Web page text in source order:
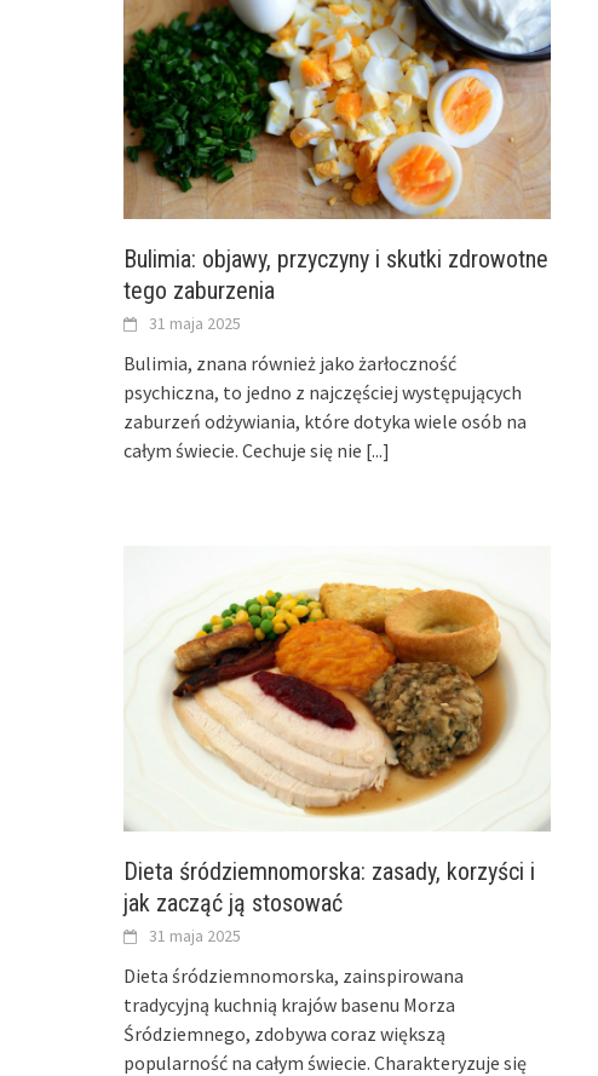
Bulimia: objawy, przyczyny i skutki zdrowotne
tego zaburzenia
31 maja 2025
Bulimia, znana również jako żarłoczność
psychiczna, to jedno z najczęściej występujących
zaburzeń odżywiania, które dotyka wiele osób na
całym świecie. Cechuje się nie [...]
Dieta śródziemnomorska: zasady, korzyści i
jak zacząć ją stosować
31 maja 2025
Dieta śródziemnomorska, zainspirowana
tradycyjną kuchnią krajów basenu Morza
Śródziemnego, zdobywa coraz większą
popularność na całym świecie. Charakteryzuje się